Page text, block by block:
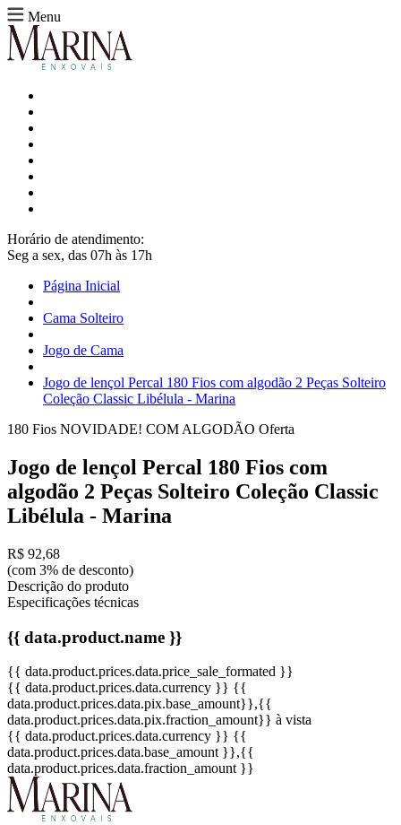
Menu
Horário de atendimento:
Seg a sex, das 07h às 17h
Página Inicial
Cama Solteiro
Jogo de Cama
Jogo de lençol Percal 180 Fios com algodão 2 Peças Solteiro
Coleção Classic Libélula - Marina
180 Fios NOVIDADE! COM ALGODÃO Oferta
Jogo de lençol Percal 180 Fios com
algodão 2 Peças Solteiro Coleção Classic
Libélula - Marina
R$ 92,68
(com 3% de desconto)
Descrição do produto
Especificações técnicas
{{ data.product.name }}
{{ data.product.prices.data.price_sale_formated }}
{{ data.product.prices.data.currency }} {{
data.product.prices.data.pix.base_amount}},{{
data.product.prices.data.pix.fraction_amount}} à vista
{{ data.product.prices.data.currency }} {{
data.product.prices.data.base_amount }},{{
data.product.prices.data.fraction_amount }}